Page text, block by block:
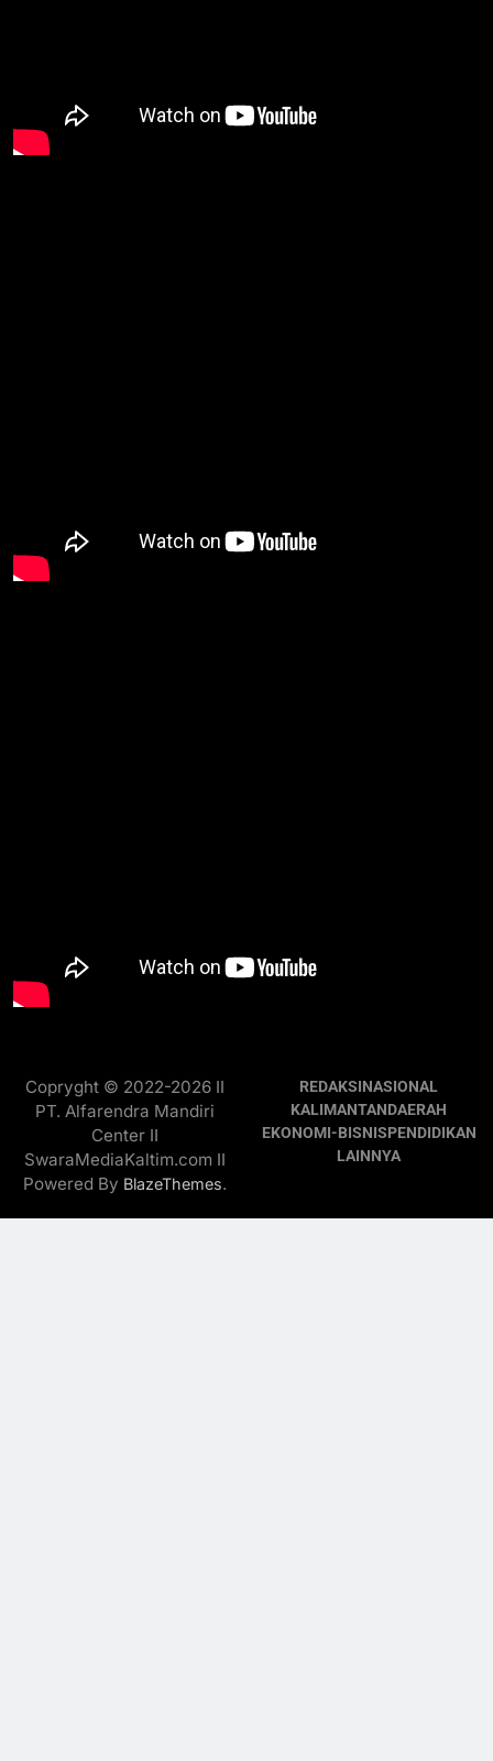
Copryght © 2022-2026 II
PT. Alfarendra Mandiri
Center II
SwaraMediaKaltim.com II
Powered By BlazeThemes.
REDAKSINASIONAL
KALIMANTANDAERAH
EKONOMI-BISNISPENDIDIKAN
LAINNYA